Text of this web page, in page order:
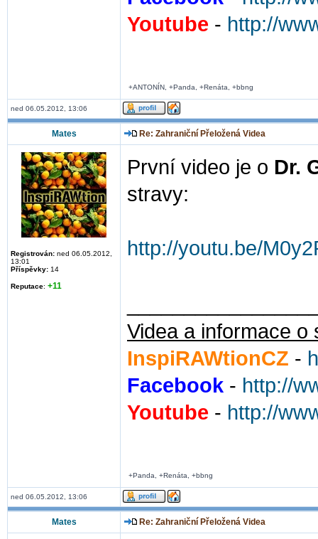
Youtube - http://
+ANTONÍN, +Panda, +Renáta, +bbng
ned 06.05.2012, 13:06
Mates Re: Zahraniční Přeložená Videa
Registrován: ned 06.05.2012,
13:01
Příspěvky: 14
Reputace: +11
První video je o Dr.
stravy:
http://youtu.be/
Videa a informace
InspiRAWtionCZ -
Facebook - http://
Youtube - http://
+Panda, +Renáta, +bbng
ned 06.05.2012, 13:06
Mates Re: Zahraniční Přeložená Videa